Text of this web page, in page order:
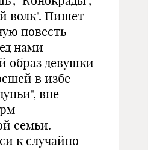
волк". Пишет
повесть
нами
образ девушки
в избе
вне
семьи.
к случайно